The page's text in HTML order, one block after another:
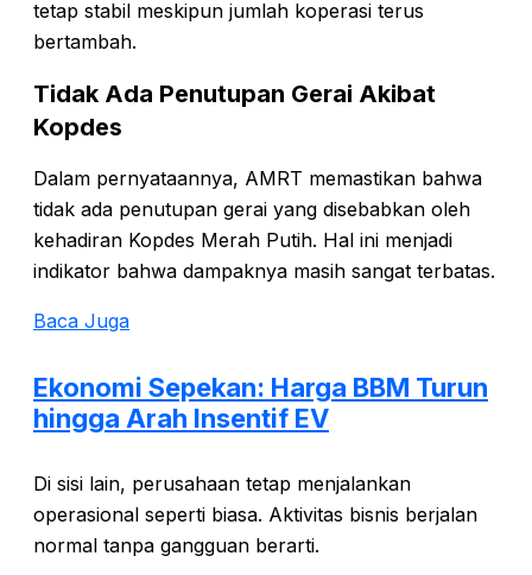
tetap stabil meskipun jumlah koperasi terus
bertambah.
Tidak Ada Penutupan Gerai Akibat
Kopdes
Dalam pernyataannya, AMRT memastikan bahwa
tidak ada penutupan gerai yang disebabkan oleh
kehadiran Kopdes Merah Putih. Hal ini menjadi
indikator bahwa dampaknya masih sangat terbatas.
Baca Juga
Ekonomi Sepekan: Harga BBM Turun
hingga Arah Insentif EV
Di sisi lain, perusahaan tetap menjalankan
operasional seperti biasa. Aktivitas bisnis berjalan
normal tanpa gangguan berarti.